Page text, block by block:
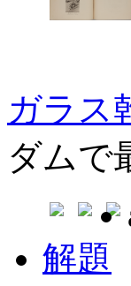
ガラス
ダムで
解題